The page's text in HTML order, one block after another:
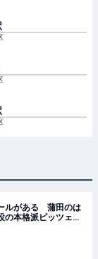
ルがある 蒲田のは
の本格派ピッツェリ